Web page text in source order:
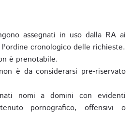
assegnati in uso dalla RA ai
cronologico delle richieste.
è prenotabile.
è da considerarsi pre-riservato
nomi a domini con evidenti
pornografico, offensivi o